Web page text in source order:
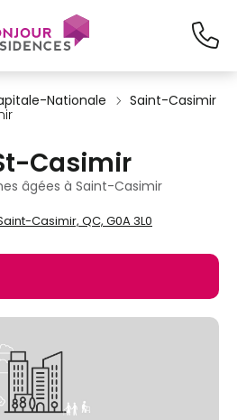
Nationale
Saint-Casimir
Casimir
âgées à Saint-Casimir
Casimir, QC, G0A 3L0